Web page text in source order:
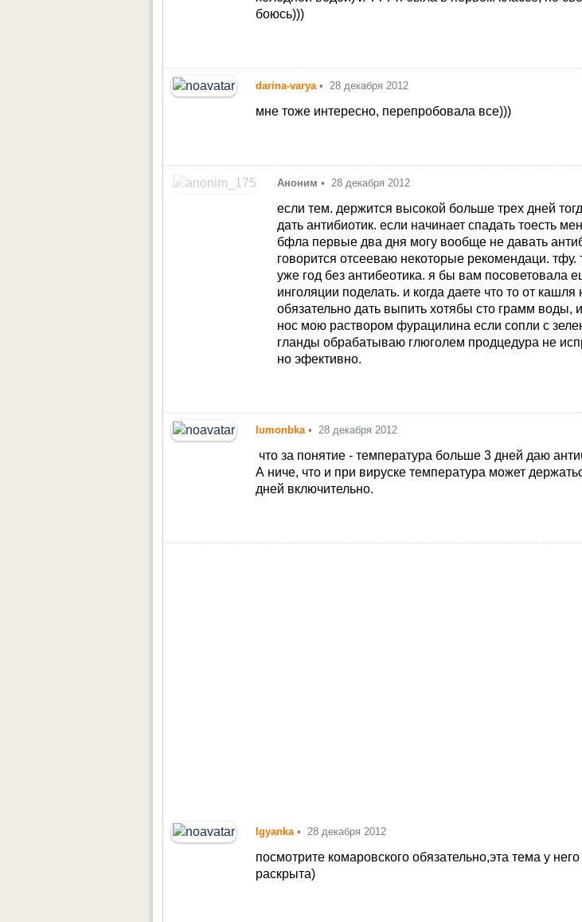
боюсь)))
darina-varya • 28 декабря 2012
мне тоже интересно, перепробовала все)))
Аноним • 28 декабря 2012
если тем. держится высокой больше трех дней
дать антибиотик. если начинает спадать тоесть
бфла первые два дня могу вообще не давать
говорится отсееваю некоторые рекомендаци.
уже год без антибеотика. я бы вам посоветовала
инголяции поделать. и когда даете что то от кашля
обязательно дать выпить хотябы сто грамм воды,
нос мою раствором фурацилина если сопли с
гланды обрабатываю глюголем продцедура не
но эфективно.
lumonbka • 28 декабря 2012
что за понятие - температура больше 3 дней даю
А ниче, что и при вируске температура может
дней включительно.
Igyanka • 28 декабря 2012
посмотрите комаровского обязательно,эта тема у
раскрыта)